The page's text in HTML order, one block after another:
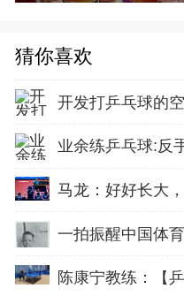
猜你喜欢
马龙：好好长大
陈康宁教练：【